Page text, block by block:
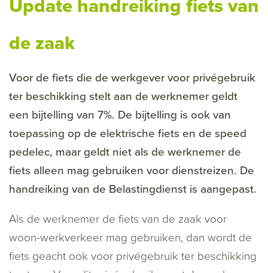
Update handreiking fiets van
de zaak
Voor de fiets die de werkgever voor privégebruik
ter beschikking stelt aan de werknemer geldt
een bijtelling van 7%. De bijtelling is ook van
toepassing op de elektrische fiets en de speed
pedelec, maar geldt niet als de werknemer de
fiets alleen mag gebruiken voor dienstreizen. De
handreiking van de Belastingdienst is aangepast.
Als de werknemer de fiets van de zaak voor
woon-werkverkeer mag gebruiken, dan wordt de
fiets geacht ook voor privégebruik ter beschikking